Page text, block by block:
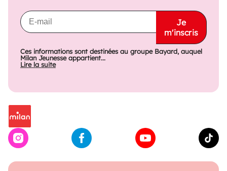
Je
m'inscris
Ces informations sont destinées au groupe Bayard, auquel
Milan Jeunesse appartient...
Lire la suite